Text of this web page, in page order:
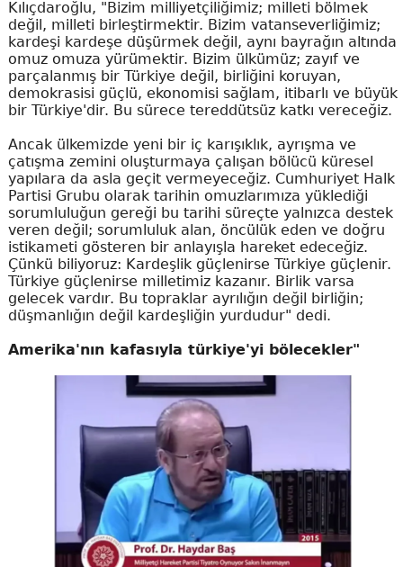
Kılıçdaroğlu, "Bizim milliyetçiliğimiz; milleti bölmek
değil, milleti birleştirmektir. Bizim vatanseverliğimiz;
kardeşi kardeşe düşürmek değil, aynı bayrağın altında
omuz omuza yürümektir. Bizim ülkümüz; zayıf ve
parçalanmış bir Türkiye değil, birliğini koruyan,
demokrasisi güçlü, ekonomisi sağlam, itibarlı ve büyük
bir Türkiye'dir. Bu sürece tereddütsüz katkı vereceğiz.
Ancak ülkemizde yeni bir iç karışıklık, ayrışma ve
çatışma zemini oluşturmaya çalışan bölücü küresel
yapılara da asla geçit vermeyeceğiz. Cumhuriyet Halk
Partisi Grubu olarak tarihin omuzlarımıza yüklediği
sorumluluğun gereği bu tarihi süreçte yalnızca destek
veren değil; sorumluluk alan, öncülük eden ve doğru
istikameti gösteren bir anlayışla hareket edeceğiz.
Çünkü biliyoruz: Kardeşlik güçlenirse Türkiye güçlenir.
Türkiye güçlenirse milletimiz kazanır. Birlik varsa
gelecek vardır. Bu topraklar ayrılığın değil birliğin;
düşmanlığın değil kardeşliğin yurdudur" dedi.
Amerika'nın kafasıyla türkiye'yi bölecekler"